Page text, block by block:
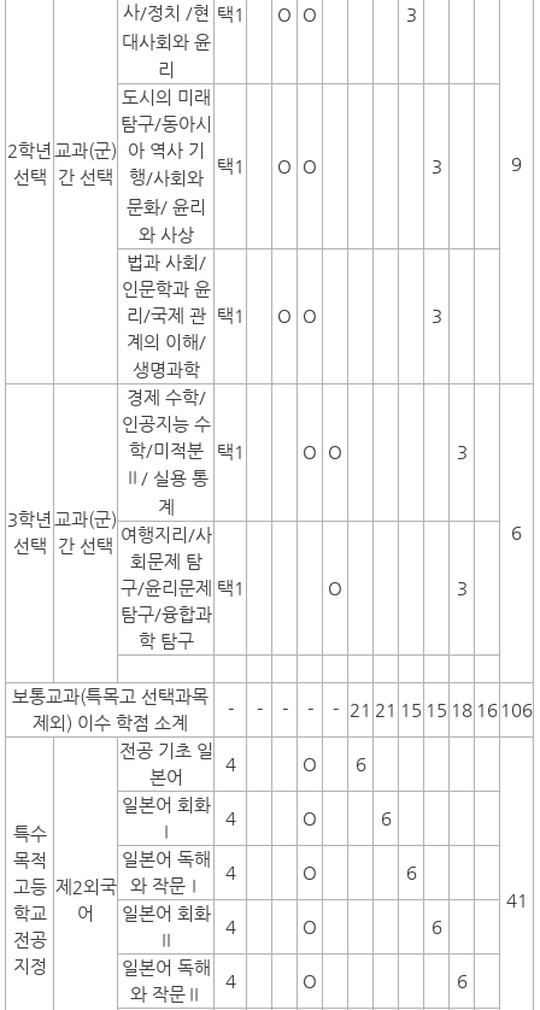
2학년
선택
교과(군)
간 선택
사/정치 /현
대사회와 윤
리
택1 O O 3
9
도시의 미래
탐구/동아시
아 역사 기
행/사회와
문화/ 윤리
와 사상
택1 O O 3
법과 사회/
인문학과 윤
리/국제 관
계의 이해/
생명과학
택1 O O 3
3학년
선택
교과(군)
간 선택
경제 수학/
인공지능 수
학/미적분
Ⅱ / 실용 통
계
택1 O O 3
6
여행지리/사
회문제 탐
구/윤리문제
탐구/융합과
학 탐구
택1 O 3
보통교과(특목고 선택과목
제외) 이수 학점 소계
- - - - - 21 21 15 15 18 16 106
특수
목적
고등
학교
전공
지정
제2외국
어
전공 기초 일
본어
4 O 6
41
일본어 회화
Ⅰ
4 O
6
일본어 독해
와 작문Ⅰ
4 O
6
일본어 회화
Ⅱ
4 O
6
일본어 독해
와 작문Ⅱ
4 O
6